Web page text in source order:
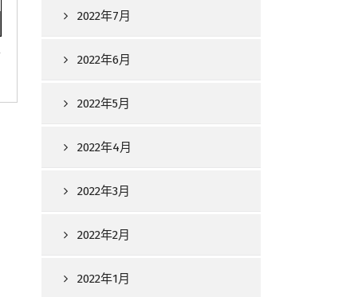
2022年7月
2022年6月
2022年5月
2022年4月
2022年3月
2022年2月
2022年1月